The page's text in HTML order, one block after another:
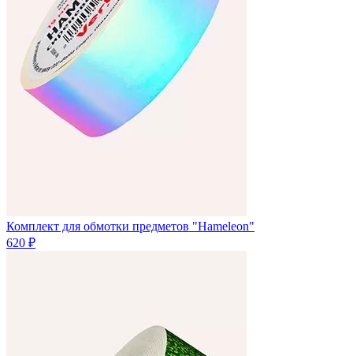
Комплект для обмотки предметов "Hameleon"
620 ₽